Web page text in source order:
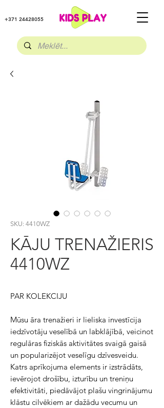
+371 24428055
SKU: 4410WZ
KĀJU TRENAŽIERIS
4410WZ
PAR KOLEKCIJU
Mūsu āra trenažieri ir lieliska investīcija
iedzīvotāju veselībā un labklājībā, veicinot
regulāras fiziskās aktivitātes svaigā gaisā
un popularizējot veselīgu dzīvesveidu.
Katrs aprīkojuma elements ir izstrādāts,
ievērojot drošību, izturību un treniņu
efektivitāti, piedāvājot plašu vingrinājumu
klāstu cilvēkiem ar dažādu vecumu un